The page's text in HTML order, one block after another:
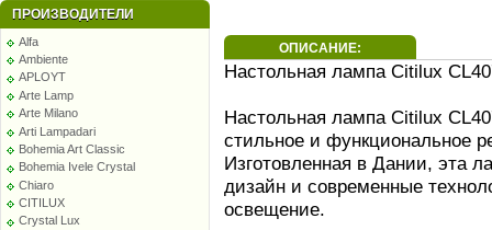
ПРОИЗВОДИТЕЛИ
Alfa
Ambiente
APLOYT
Arte Lamp
Arte Milano
Arti Lampadari
Bohemia Art Classic
Bohemia Ivele Crystal
Chiaro
CITILUX
Crystal Lux
ОПИСАНИЕ:
Настольная лампа Citilux
Настольная лампа Citilux
стильное и функциональное
Изготовленная в Дании, эта
дизайн и современные
освещение.